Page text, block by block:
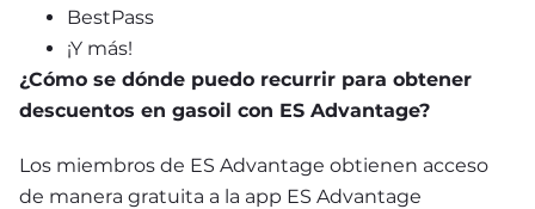
BestPass
¡Y más!
¿Cómo se dónde puedo recurrir para obtener
descuentos en gasoil con ES Advantage?
Los miembros de ES Advantage obtienen acceso
de manera gratuita a la app ES Advantage